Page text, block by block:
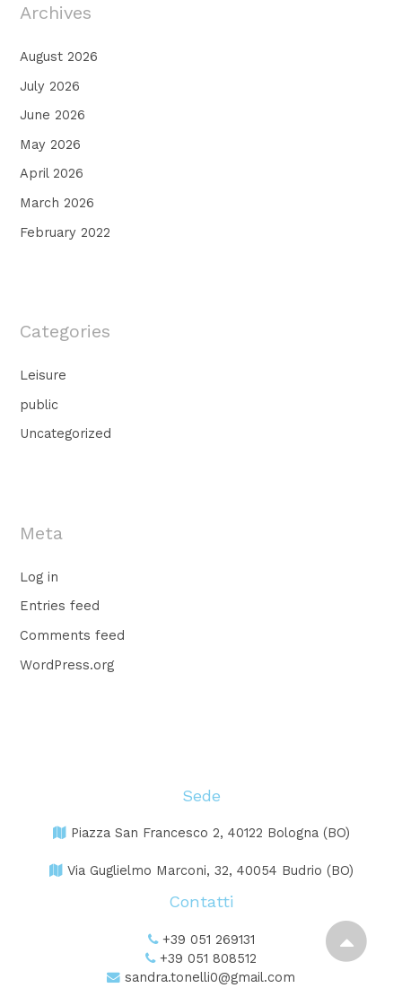
Archives
August 2026
July 2026
June 2026
May 2026
April 2026
March 2026
February 2022
Categories
Leisure
public
Uncategorized
Meta
Log in
Entries feed
Comments feed
WordPress.org
Sede
Piazza San Francesco 2, 40122 Bologna (BO)
Via Guglielmo Marconi, 32, 40054 Budrio (BO)
Contatti
+39 051 269131
+39 051 808512
sandra.tonelli0@gmail.com